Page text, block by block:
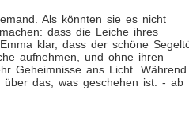
Als könnten sie es nicht
dass die Leiche ihres
klar, dass der schöne
aufnehmen, und ohne ihren
Geheimnisse ans Licht. Während
über das, was geschehen ist. - ab